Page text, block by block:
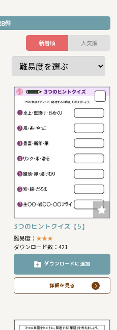
8件
新着順 人気順
3つのヒントクイズ【5】
難易度：★★★
ダウンロード数：421
ダウンロードに追加
詳細を見る